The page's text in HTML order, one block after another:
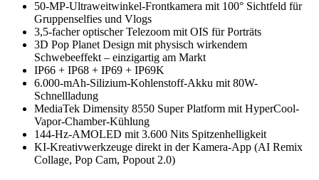
50-MP-Ultraweitwinkel-Frontkamera mit 100° Sichtfeld für
Gruppenselfies und Vlogs
3,5-facher optischer Telezoom mit OIS für Porträts
3D Pop Planet Design mit physisch wirkendem
Schwebeeffekt – einzigartig am Markt
IP66 + IP68 + IP69 + IP69K
6.000-mAh-Silizium-Kohlenstoff-Akku mit 80W-
Schnellladung
MediaTek Dimensity 8550 Super Platform mit HyperCool-
Vapor-Chamber-Kühlung
144-Hz-AMOLED mit 3.600 Nits Spitzenhelligkeit
KI-Kreativwerkzeuge direkt in der Kamera-App (AI Remix
Collage, Pop Cam, Popout 2.0)